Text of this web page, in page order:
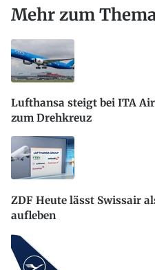
Mehr zum
Lufthansa steigt bei ITA
zum Drehkreuz
ZDF Heute lässt Swissair
aufleben